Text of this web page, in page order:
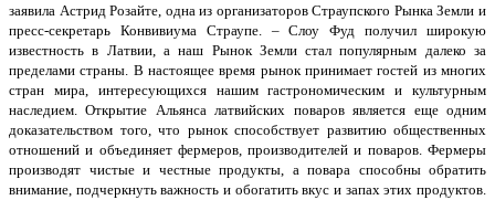
заявила Астрид Розайте, одна из организаторов Страупского Рынка Земли и
пресс-секретарь Конвивиума Страупе. – Слоу Фуд получил широкую
известность в Латвии, а наш Рынок Земли стал популярным далеко за
пределами страны. В настоящее время рынок принимает гостей из многих
стран мира, интересующихся нашим гастрономическим и культурным
наследием. Открытие Альянса латвийских поваров является еще одним
доказательством того, что рынок способствует развитию общественных
отношений и объединяет фермеров, производителей и поваров. Фермеры
производят чистые и честные продукты, а повара способны обратить
внимание, подчеркнуть важность и обогатить вкус и запах этих продуктов.